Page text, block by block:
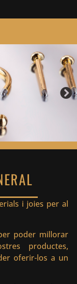
i joies per al
poder millorar
productes,
oferir-los a un